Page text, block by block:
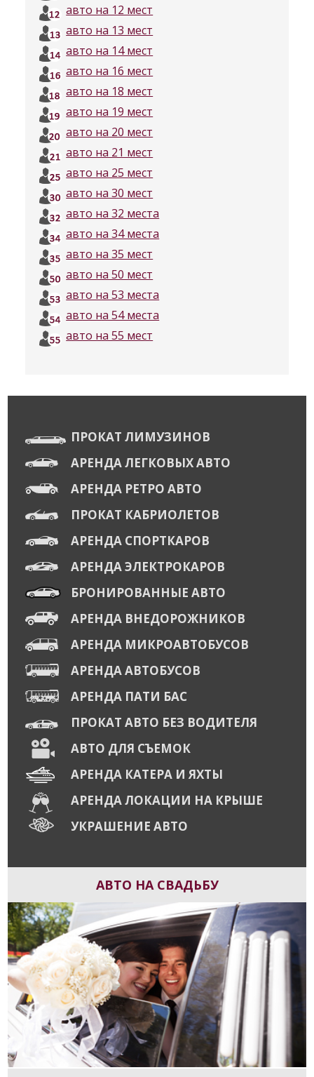
авто на 12 мест
авто на 13 мест
авто на 14 мест
авто на 16 мест
авто на 18 мест
авто на 19 мест
авто на 20 мест
авто на 21 мест
авто на 25 мест
авто на 30 мест
авто на 32 места
авто на 34 места
авто на 35 мест
авто на 50 мест
авто на 53 места
авто на 54 места
авто на 55 мест
ПРОКАТ ЛИМУЗИНОВ
АРЕНДА ЛЕГКОВЫХ АВТО
АРЕНДА РЕТРО АВТО
ПРОКАТ КАБРИОЛЕТОВ
АРЕНДА СПОРТКАРОВ
АРЕНДА ЭЛЕКТРОКАРОВ
БРОНИРОВАННЫЕ АВТО
АРЕНДА ВНЕДОРОЖНИКОВ
АРЕНДА МИКРОАВТОБУСОВ
АРЕНДА АВТОБУСОВ
АРЕНДА ПАТИ БАС
ПРОКАТ АВТО БЕЗ ВОДИТЕЛЯ
АВТО ДЛЯ СЪЕМОК
АРЕНДА КАТЕРА И ЯХТЫ
АРЕНДА ЛОКАЦИИ НА КРЫШЕ
УКРАШЕНИЕ АВТО
АВТО НА СВАДЬБУ